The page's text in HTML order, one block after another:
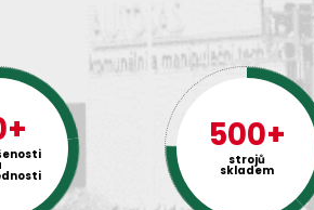
500+
strojů
skladem